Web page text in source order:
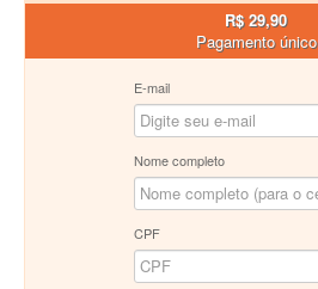
R$ 29,90
Pagamento único
E-mail
Nome completo
CPF